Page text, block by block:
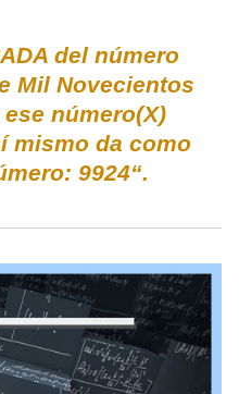
del número
Mil Novecientos
número(X)
mismo da como
9924“.